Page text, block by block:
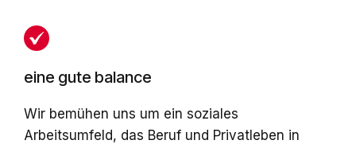
eine gute balance
Wir bemühen uns um ein soziales
Arbeitsumfeld, das Beruf und Privatleben in